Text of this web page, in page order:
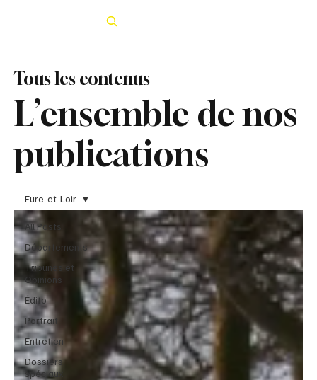
L’ensemble de nos
publications
Tous les contenus
All Posts
Départements
Tribunes et
Opinions
Édito
Portrait
Entretien
Dossiers
spéciaux
Eure-et-Loir